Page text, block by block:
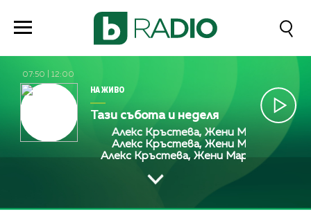
07:50 12:00
НА ЖИВО
Тази събота и неделя
Алекс Кръстева, Жени Марчева и
Алекс Кръстева, Жени Марчева и
Алекс Кръстева, Жени Марчева и